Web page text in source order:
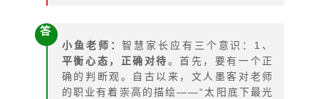
答
小鱼老师：智慧家长应有三个意识：1、
平衡心态，正确对待。首先，要有一个正
确的判断观。自古以来，文人墨客对老师
的职业有着崇高的描绘――“太阳底下最光